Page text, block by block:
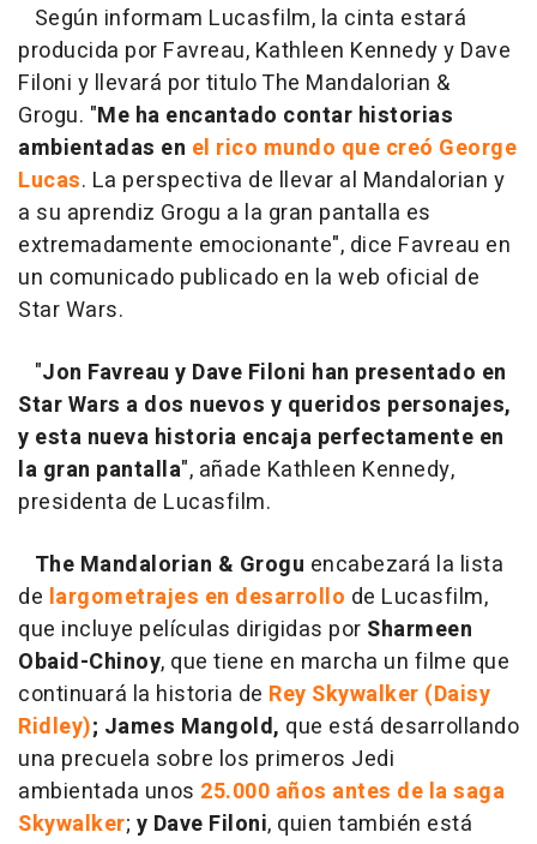
Según informam Lucasfilm, la cinta estará
producida por Favreau, Kathleen Kennedy y Dave
Filoni y llevará por titulo The Mandalorian &
Grogu. "Me ha encantado contar historias
ambientadas en el rico mundo que creó George
Lucas. La perspectiva de llevar al Mandalorian y
a su aprendiz Grogu a la gran pantalla es
extremadamente emocionante", dice Favreau en
un comunicado publicado en la web oficial de
Star Wars.
"Jon Favreau y Dave Filoni han presentado en
Star Wars a dos nuevos y queridos personajes,
y esta nueva historia encaja perfectamente en
la gran pantalla", añade Kathleen Kennedy,
presidenta de Lucasfilm.
The Mandalorian & Grogu encabezará la lista
de largometrajes en desarrollo de Lucasfilm,
que incluye películas dirigidas por Sharmeen
Obaid-Chinoy, que tiene en marcha un filme que
continuará la historia de Rey Skywalker (Daisy
Ridley); James Mangold, que está desarrollando
una precuela sobre los primeros Jedi
ambientada unos 25.000 años antes de la saga
Skywalker; y Dave Filoni, quien también está